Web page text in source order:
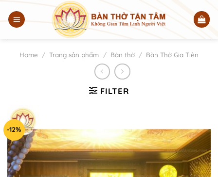
đến
Home / Trang sản phẩm / Bàn thờ / Bàn Thờ Gia Tiên
FILTER
-12%